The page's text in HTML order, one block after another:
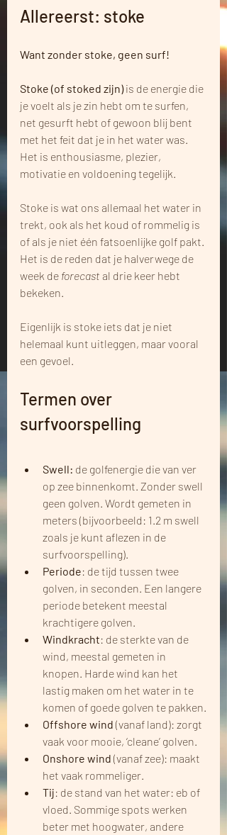
Allereerst: stoke
Want zonder stoke, geen surf!
Stoke (of stoked zijn) is de energie die
je voelt als je zin hebt om te surfen,
net gesurft hebt of gewoon blij bent
met het feit dat je in het water was.
Het is enthousiasme, plezier,
motivatie en voldoening tegelijk.
Stoke is wat ons allemaal het water in
trekt, ook als het koud of rommelig is
of als je niet één fatsoenlijke golf pakt.
Het is de reden dat je halverwege de
week de forecast al drie keer hebt
bekeken.
Eigenlijk is stoke iets dat je niet
helemaal kunt uitleggen, maar vooral
een gevoel.
Termen over
surfvoorspelling
Swell: de golfenergie die van ver
op zee binnenkomt. Zonder swell
geen golven. Wordt gemeten in
meters (bijvoorbeeld: 1.2 m swell
zoals je kunt aflezen in de
surfvoorspelling).
Periode: de tijd tussen twee
golven, in seconden. Een langere
periode betekent meestal
krachtigere golven.
Windkracht: de sterkte van de
wind, meestal gemeten in
knopen. Harde wind kan het
lastig maken om het water in te
komen of goede golven te pakken.
Offshore wind (vanaf land): zorgt
vaak voor mooie, ‘cleane’ golven.
Onshore wind (vanaf zee): maakt
het vaak rommeliger.
Tij: de stand van het water: eb of
vloed. Sommige spots werken
beter met hoogwater, andere